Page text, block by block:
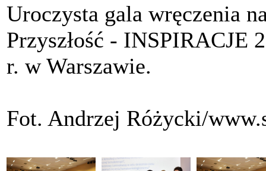
Uroczysta gala wręczenia
Przyszłość - INSPIRACJE
r. w Warszawie.
Fot. Andrzej Różycki/